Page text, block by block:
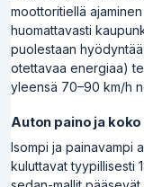
moottoritiellä
huomattavasti
puolestaan
otettavaa energiaa)
yleensä 70–90 km/h
Auton paino ja koko
Isompi ja painavampi
kuluttavat tyypillisesti